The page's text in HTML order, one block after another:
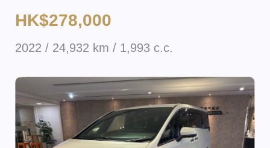
HK$278,000
2022 / 24,932 km / 1,993 c.c.